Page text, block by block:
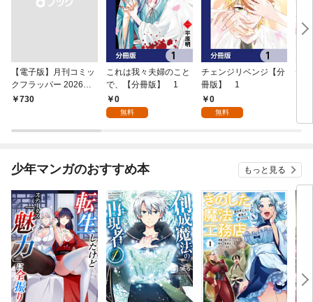
【電子版】月刊コミッ
クフラッパー 2026年9
月号
￥730
これは我々夫婦のこと
で、【分冊版】 1
0
無料
チェンジリベンジ【分
冊版】 1
0
無料
チ
少年マンガのおすすめ本 もっと見る